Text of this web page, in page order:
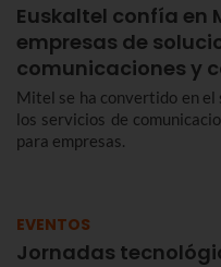
Euskaltel confía en
empresas de
comunicaciones y
Mitel se ha convertido en
los servicios de
para empresas.
EVENTOS
Jornadas